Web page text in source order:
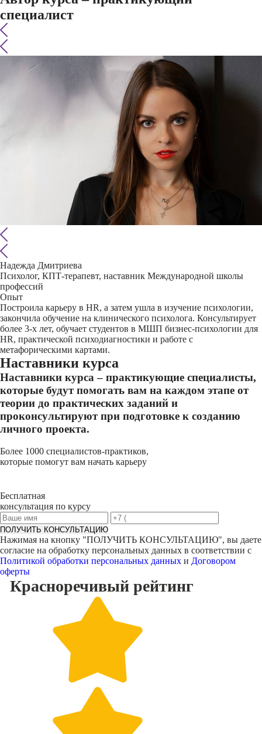
специалист
Надежда Дмитриева
Психолог, КПТ-терапевт, наставник Международной школы
профессий
Опыт
Построила карьеру в HR, а затем ушла в изучение психологии,
закончила обучение на клинического психолога. Консультирует
более 3-х лет, обучает студентов в МШП бизнес-психологии для
HR, практической психодиагностики и работе с
метафорическими картами.
Наставники курса
Наставники курса – практикующие специалисты,
которые будут помогать вам на каждом этапе от
теории до практических заданий и
проконсультируют при подготовке к созданию
личного проекта.
Более 1000 специалистов-практиков,
которые помогут вам начать карьеру
Бесплатная
консультация по курсу
ПОЛУЧИТЬ КОНСУЛЬТАЦИЮ
Нажимая на кнопку "ПОЛУЧИТЬ КОНСУЛЬТАЦИЮ", вы даете
согласие на обработку персональных данных в соответствии с
Политикой обработки персональных данных и Договором
оферты
Красноречивый рейтинг